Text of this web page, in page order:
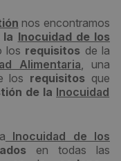
nos encontramos
la Inocuidad de los
los requisitos de la
Alimentaria , una
los requisitos que
de la Inocuidad
Inocuidad de los
en todas las